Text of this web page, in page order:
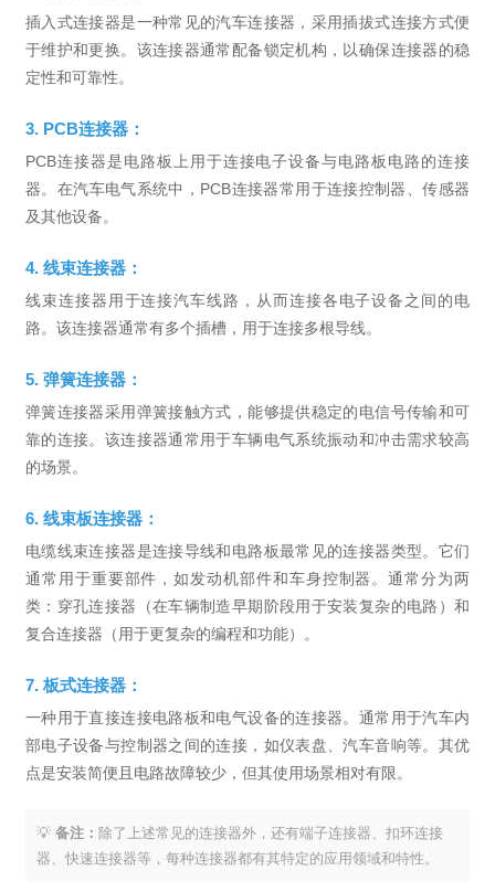
插入式连接器是一种常见的汽车连接器，采用插拔式连接方式便
于维护和更换。该连接器通常配备锁定机构，以确保连接器的稳
定性和可靠性。
3. PCB连接器：
PCB连接器是电路板上用于连接电子设备与电路板电路的连接
器。在汽车电气系统中，PCB连接器常用于连接控制器、传感器
及其他设备。
4. 线束连接器：
线束连接器用于连接汽车线路，从而连接各电子设备之间的电
路。该连接器通常有多个插槽，用于连接多根导线。
5. 弹簧连接器：
弹簧连接器采用弹簧接触方式，能够提供稳定的电信号传输和可
靠的连接。该连接器通常用于车辆电气系统振动和冲击需求较高
的场景。
6. 线束板连接器：
电缆线束连接器是连接导线和电路板最常见的连接器类型。它们
通常用于重要部件，如发动机部件和车身控制器。通常分为两
类：穿孔连接器（在车辆制造早期阶段用于安装复杂的电路）和
复合连接器（用于更复杂的编程和功能）。
7. 板式连接器：
一种用于直接连接电路板和电气设备的连接器。通常用于汽车内
部电子设备与控制器之间的连接，如仪表盘、汽车音响等。其优
点是安装简便且电路故障较少，但其使用场景相对有限。
备注： 除了上述常见的连接器外，还有端子连接器、扣环连接
器、快速连接器等，每种连接器都有其特定的应用领域和特性。